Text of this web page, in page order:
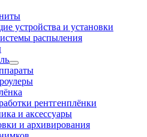
устройства и установки
распыления
рентгенплёнки
и аксессуары
и архивирования